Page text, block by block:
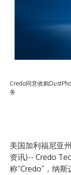
Credo同意收购
务
美国加利福尼亚
资讯)-- Credo
称“Credo”，纳